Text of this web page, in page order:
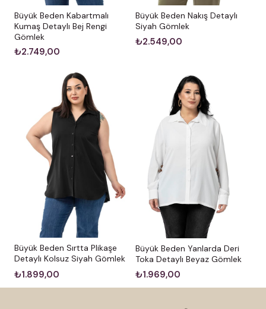
Büyük Beden Kabartmalı
Kumaş Detaylı Bej Rengi
Gömlek
₺2.749,00
Büyük Beden Nakış Detaylı
Siyah Gömlek
₺2.549,00
Büyük Beden Sırtta Plikaşe
Detaylı Kolsuz Siyah Gömlek
₺1.899,00
Büyük Beden Yanlarda Deri
Toka Detaylı Beyaz Gömlek
₺1.969,00